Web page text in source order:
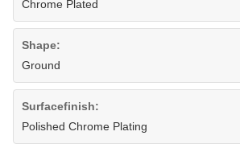
Chrome Plated
Shape:
Ground
Surfacefinish:
Polished Chrome Plating